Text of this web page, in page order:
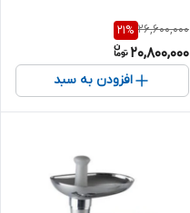
26,600,000
21%
20,800,000
افزودن به سبد